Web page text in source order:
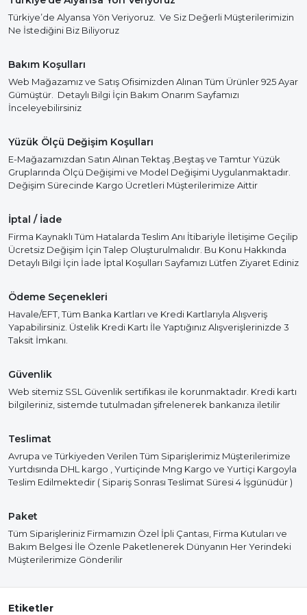
Türkiye’de Alyansa Yön Veriyoruz. Ve Siz Değerli Müşterilerimizin
Ne İstediğini Biz Biliyoruz
Bakım Koşulları
Web Mağazamız ve Satış Ofisimizden Alınan Tüm Ürünler 925 Ayar
Gümüştür. Detaylı Bilgi İçin Bakım Onarım Sayfamızı
İnceleyebilirsiniz
Yüzük Ölçü Değişim Koşulları
E-Mağazamızdan Satın Alınan Tektaş ,Beştaş ve Tamtur Yüzük
Gruplarında Ölçü Değişimi ve Model Değişimi Uygulanmaktadır.
Değişim Sürecinde Kargo Ücretleri Müşterilerimize Aittir
İptal / İade
Firma Kaynaklı Tüm Hatalarda Teslim Anı İtibariyle İletişime Geçilip
Ücretsiz Değişim İçin Talep Oluşturulmalıdır. Bu Konu Hakkında
Detaylı Bilgi İçin İade İptal Koşulları Sayfamızı Lütfen Ziyaret Ediniz
Ödeme Seçenekleri
Havale/EFT, Tüm Banka Kartları ve Kredi Kartlarıyla Alışveriş
Yapabilirsiniz. Üstelik Kredi Kartı İle Yaptığınız Alışverişlerinizde 3
Taksit İmkanı.
Güvenlik
Web sitemiz SSL Güvenlik sertifikası ile korunmaktadır. Kredi kartı
bilgileriniz, sistemde tutulmadan şifrelenerek bankanıza iletilir
Teslimat
Avrupa ve Türkiyeden Verilen Tüm Siparişlerimiz Müşterilerimize
Yurtdısında DHL kargo , Yurtiçinde Mng Kargo ve Yurtiçi Kargoyla
Teslim Edilmektedir ( Sipariş Sonrası Teslimat Süresi 4 İşgünüdür )
Paket
Tüm Siparişleriniz Firmamızın Özel İpli Çantası, Firma Kutuları ve
Bakım Belgesi İle Özenle Paketlenerek Dünyanın Her Yerindeki
Müşterilerimize Gönderilir
Etiketler